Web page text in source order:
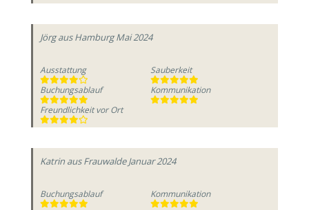
Jörgaus Hamburg Mai 2024
Ausstattung
Sauberkeit
Buchungsablauf
Kommunikation
Freundlichkeit vor Ort
Katrin aus Frauwalde Januar 2024
Buchungsablauf
Kommunikation